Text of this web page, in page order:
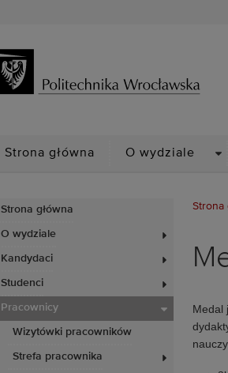
Strona główna O wydziale
Strona główna
O wydziale
Kandydaci
Studenci
Pracownicy
Wizytówki pracowników
Strefa pracownika
Strona
Medal